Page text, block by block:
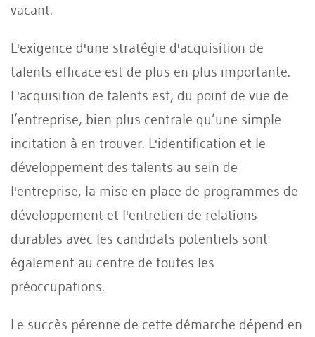
vacant.
L'exigence d'une stratégie d'acquisition de
talents efficace est de plus en plus importante.
L'acquisition de talents est, du point de vue de
l’entreprise, bien plus centrale qu’une simple
incitation à en trouver. L'identification et le
développement des talents au sein de
l'entreprise, la mise en place de programmes de
développement et l'entretien de relations
durables avec les candidats potentiels sont
également au centre de toutes les
préoccupations.
Le succès pérenne de cette démarche dépend en